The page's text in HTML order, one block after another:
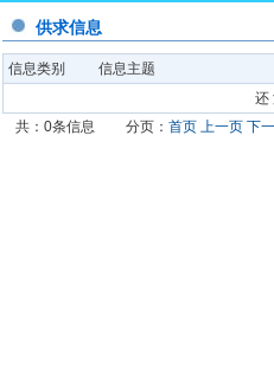
供求信息
信息类别
信息主题
还
共：0条信息
分页： 首页 上一页 下